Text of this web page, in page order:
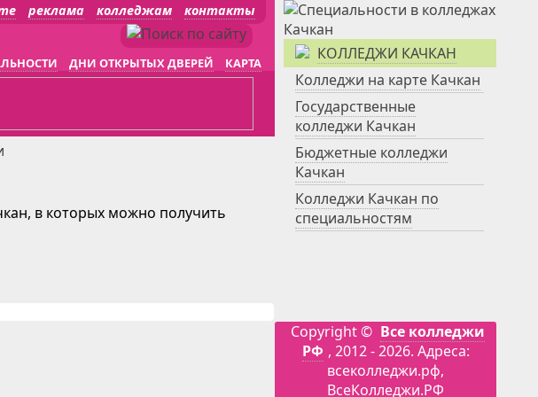
реклама колледжам контакты
ДНИ ОТКРЫТЫХ ДВЕРЕЙ КАРТА
в которых можно получить
КОЛЛЕДЖИ КАЧКАН
Колледжи на карте Качкан
Государственные
колледжи Качкан
Бюджетные колледжи
Качкан
Колледжи Качкан по
специальностям
Copyright © Все колледжи
РФ , 2012 - 2026. Адреса:
всеколледжи.рф,
ВсеКолледжи.РФ